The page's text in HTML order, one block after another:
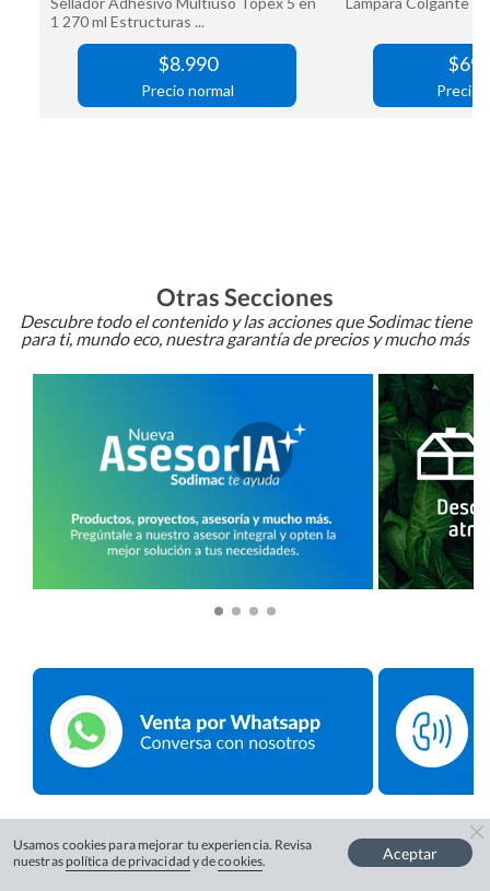
Otras Secciones
Descubre todo el contenido y las acciones que Sodimac tiene
para ti, mundo eco, nuestra garantía de precios y mucho más
Usamos cookies para mejorar tu experiencia. Revisa
nuestras política de privacidad y decookies. Aceptar